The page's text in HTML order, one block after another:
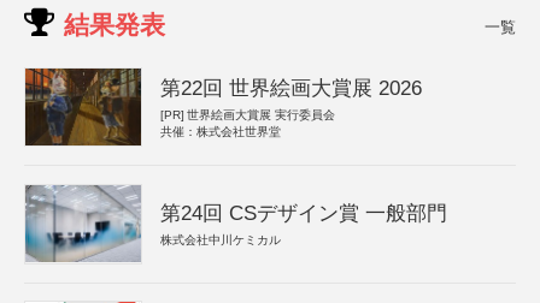
結果発表 一覧
第22回 世界絵画大賞展 2026
[PR] 世界絵画大賞展 実行委員会
共催：株式会社世界堂
第24回 CSデザイン賞 一般部門
株式会社中川ケミカル